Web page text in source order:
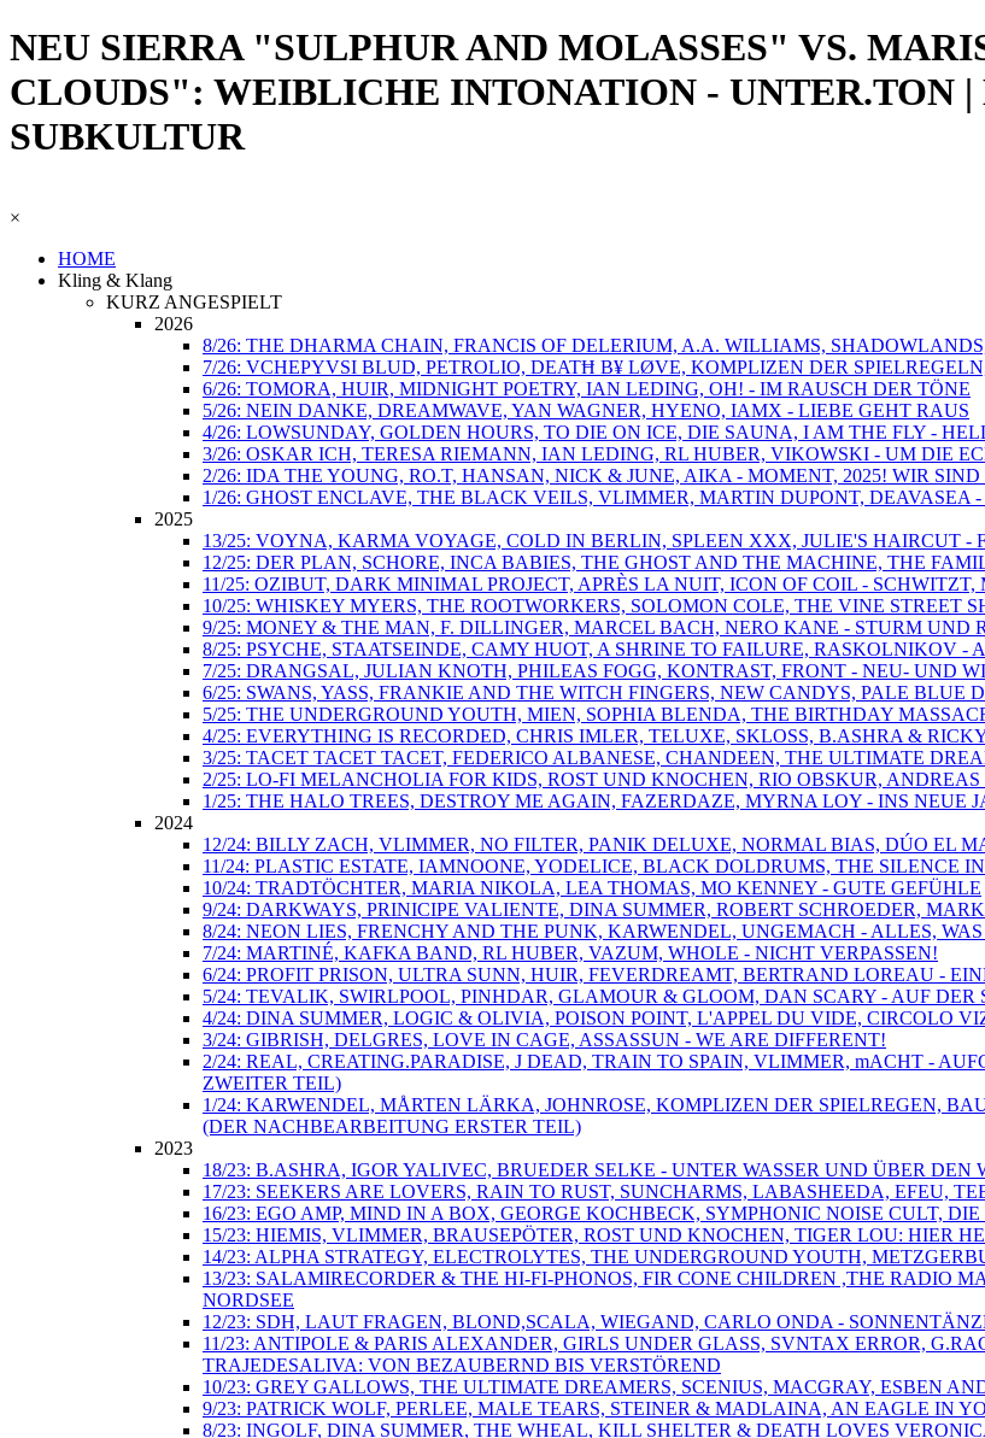
NEU SIERRA "SULPHUR AND MOLASSES" VS.
CLOUDS": WEIBLICHE INTONATION - UNTER.TON
SUBKULTUR
×
HOME
Kling & Klang
KURZ ANGESPIELT
2026
8/26: THE DHARMA CHAIN, FRANCIS OF DELERIUM, A.A. WILLIAMS,
7/26: VCHEPYVSI BLUD, PETROLIO, DEATĦ B¥ LØVE, KOMPLIZEN DER
6/26: TOMORA, HUIR, MIDNIGHT POETRY, IAN LEDING, OH! - IM RAUSCH DER TÖNE
5/26: NEIN DANKE, DREAMWAVE, YAN WAGNER, HYENO, IAMX - LIEBE GEHT RAUS
4/26: LOWSUNDAY, GOLDEN HOURS, TO DIE ON ICE, DIE SAUNA, I AM THE FLY -
3/26: OSKAR ICH, TERESA RIEMANN, IAN LEDING, RL HUBER, VIKOWSKI - UM DIE
2/26: IDA THE YOUNG, RO.T, HANSAN, NICK & JUNE, AIKA - MOMENT, 2025! WIR
1/26: GHOST ENCLAVE, THE BLACK VEILS, VLIMMER, MARTIN DUPONT, DEAVASEA
2025
13/25: VOYNA, KARMA VOYAGE, COLD IN BERLIN, SPLEEN XXX, JULIE'S HAIRCUT -
12/25: DER PLAN, SCHORE, INCA BABIES, THE GHOST AND THE MACHINE, THE
11/25: OZIBUT, DARK MINIMAL PROJECT, APRÈS LA NUIT, ICON OF COIL -
10/25: WHISKEY MYERS, THE ROOTWORKERS, SOLOMON COLE, THE VINE STREET
9/25: MONEY & THE MAN, F. DILLINGER, MARCEL BACH, NERO KANE - STURM UND
8/25: PSYCHE, STAATSEINDE, CAMY HUOT, A SHRINE TO FAILURE, RASKOLNIKOV -
7/25: DRANGSAL, JULIAN KNOTH, PHILEAS FOGG, KONTRAST, FRONT - NEU- UND
6/25: SWANS, YASS, FRANKIE AND THE WITCH FINGERS, NEW CANDYS, PALE BLUE
5/25: THE UNDERGROUND YOUTH, MIEN, SOPHIA BLENDA, THE BIRTHDAY
4/25: EVERYTHING IS RECORDED, CHRIS IMLER, TELUXE, SKLOSS, B.ASHRA &
3/25: TACET TACET TACET, FEDERICO ALBANESE, CHANDEEN, THE ULTIMATE
2/25: LO-FI MELANCHOLIA FOR KIDS, ROST UND KNOCHEN, RIO OBSKUR,
1/25: THE HALO TREES, DESTROY ME AGAIN, FAZERDAZE, MYRNA LOY - INS NEUE
2024
12/24: BILLY ZACH, VLIMMER, NO FILTER, PANIK DELUXE, NORMAL BIAS, DÚO EL
11/24: PLASTIC ESTATE, IAMNOONE, YODELICE, BLACK DOLDRUMS, THE SILENCE
10/24: TRADTÖCHTER, MARIA NIKOLA, LEA THOMAS, MO KENNEY - GUTE GEFÜHLE
9/24: DARKWAYS, PRINICIPE VALIENTE, DINA SUMMER, ROBERT SCHROEDER,
8/24: NEON LIES, FRENCHY AND THE PUNK, KARWENDEL, UNGEMACH - ALLES,
7/24: MARTINÉ, KAFKA BAND, RL HUBER, VAZUM, WHOLE - NICHT VERPASSEN!
6/24: PROFIT PRISON, ULTRA SUNN, HUIR, FEVERDREAMT, BERTRAND LOREAU -
5/24: TEVALIK, SWIRLPOOL, PINHDAR, GLAMOUR & GLOOM, DAN SCARY - AUF
4/24: DINA SUMMER, LOGIC & OLIVIA, POISON POINT, L'APPEL DU VIDE, CIRCOLO
3/24: GIBRISH, DELGRES, LOVE IN CAGE, ASSASSUN - WE ARE DIFFERENT!
2/24: REAL, CREATING.PARADISE, J DEAD, TRAIN TO SPAIN, VLIMMER, mACHT -
ZWEITER TEIL)
1/24: KARWENDEL, MÅRTEN LÄRKA, JOHNROSE, KOMPLIZEN DER SPIELREGEN,
(DER NACHBEARBEITUNG ERSTER TEIL)
2023
18/23: B.ASHRA, IGOR YALIVEC, BRUEDER SELKE - UNTER WASSER UND ÜBER DEN
17/23: SEEKERS ARE LOVERS, RAIN TO RUST, SUNCHARMS, LABASHEEDA, EFEU,
16/23: EGO AMP, MIND IN A BOX, GEORGE KOCHBECK, SYMPHONIC NOISE CULT,
15/23: HIEMIS, VLIMMER, BRAUSEPÖTER, ROST UND KNOCHEN, TIGER LOU: HIER
14/23: ALPHA STRATEGY, ELECTROLYTES, THE UNDERGROUND YOUTH,
13/23: SALAMIRECORDER & THE HI-FI-PHONOS, FIR CONE CHILDREN ,THE RADIO
NORDSEE
12/23: SDH, LAUT FRAGEN, BLOND,SCALA, WIEGAND, CARLO ONDA -
11/23: ANTIPOLE & PARIS ALEXANDER, GIRLS UNDER GLASS, SVNTAX ERROR,
TRAJEDESALIVA: VON BEZAUBERND BIS VERSTÖREND
10/23: GREY GALLOWS, THE ULTIMATE DREAMERS, SCENIUS, MACGRAY, ESBEN
9/23: PATRICK WOLF, PERLEE, MALE TEARS, STEINER & MADLAINA, AN EAGLE IN
8/23: INGOLF, DINA SUMMER, THE WHEAL, KILL SHELTER & DEATH LOVES